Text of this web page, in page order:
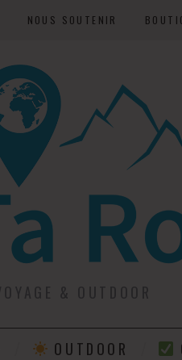
NOUS SOUTENIR
OUTDOOR